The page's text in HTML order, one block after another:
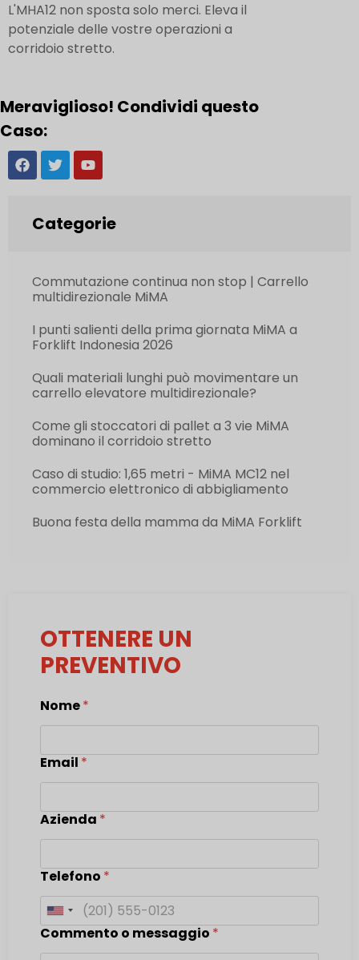
L'MHA12 non sposta solo merci. Eleva il
potenziale delle vostre operazioni a
corridoio stretto.
Meraviglioso! Condividi questo
Caso:
Categorie
Commutazione continua non stop | Carrello
multidirezionale MiMA
I punti salienti della prima giornata MiMA a
Forklift Indonesia 2026
Quali materiali lunghi può movimentare un
carrello elevatore multidirezionale?
Come gli stoccatori di pallet a 3 vie MiMA
dominano il corridoio stretto
Caso di studio: 1,65 metri - MiMA MC12 nel
commercio elettronico di abbigliamento
Buona festa della mamma da MiMA Forklift
OTTENERE UN
PREVENTIVO
Nome*
Email *
Azienda *
Telefono *
United States +1
Commento o messaggio *